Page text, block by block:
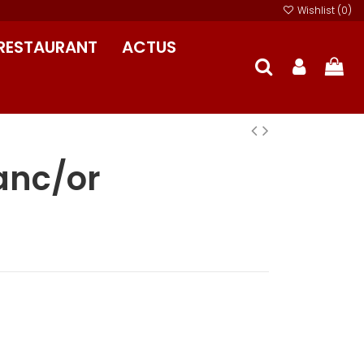
Wishlist (0)
ACTUS
or